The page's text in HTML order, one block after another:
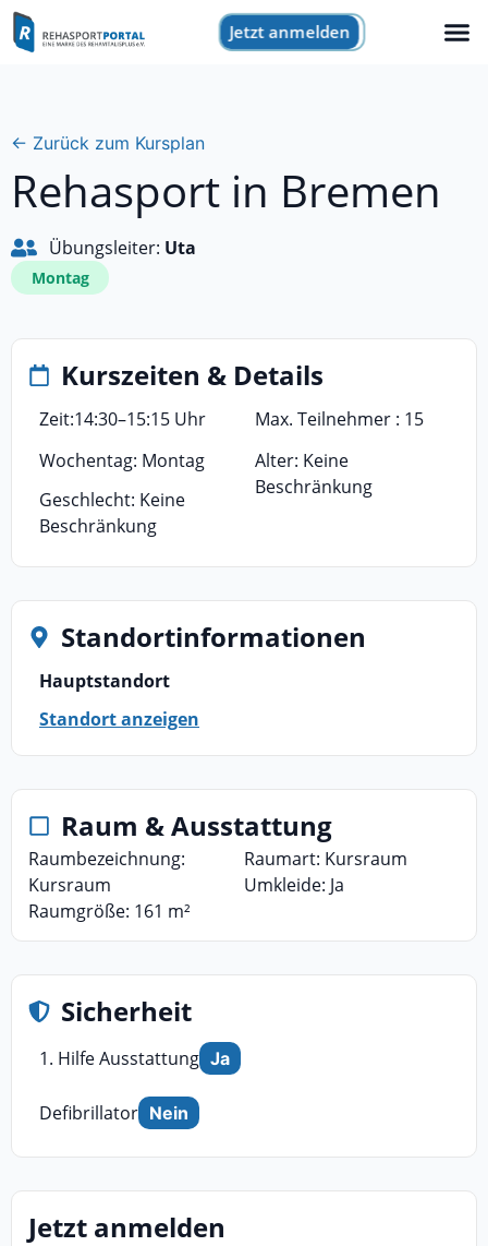
Jetzt anmelden
← Zurück zum Kursplan
Rehasport in Bremen
Übungsleiter: Uta
Montag
Kurszeiten & Details
Zeit:14:30–15:15 Uhr
Wochentag: Montag
Geschlecht: Keine
Beschränkung
Max. Teilnehmer : 15
Alter: Keine
Beschränkung
Standortinformationen
Hauptstandort
Standort anzeigen
Raum & Ausstattung
Raumbezeichnung:
Kursraum
Raumgröße: 161 m²
Raumart: Kursraum
Umkleide: Ja
Sicherheit
1. Hilfe Ausstattung Ja
Defibrillator Nein
Jetzt anmelden